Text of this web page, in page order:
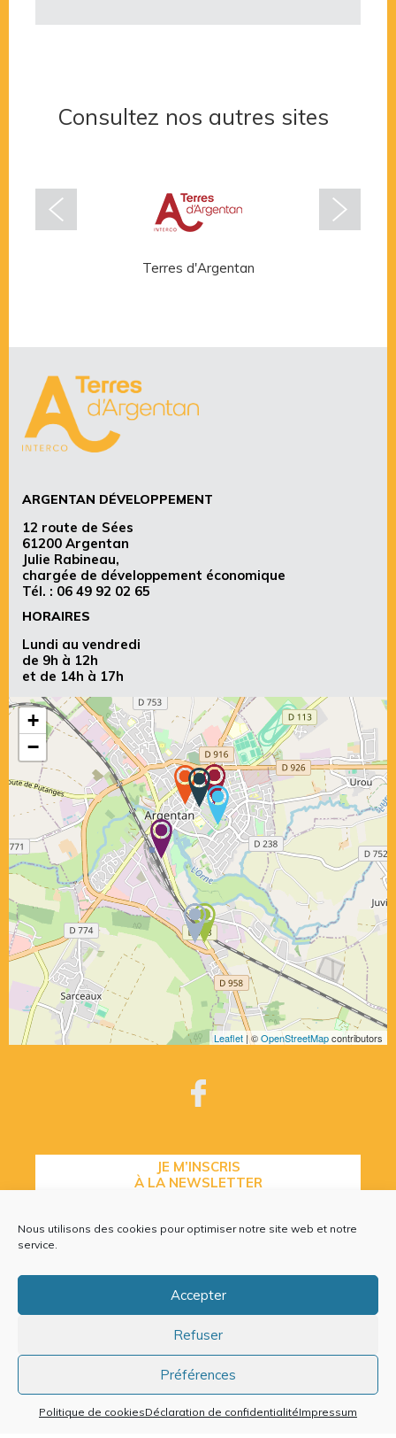
Nous utilisons des cookies pour optimiser notre site web et notre
service.
Accepter
Refuser
Préférences
Politique de cookiesDéclaration de confidentialitéImpressum
Consultez nos autres sites
Terres d'Argentan
ARGENTAN DÉVELOPPEMENT
12 route de Sées
61200 Argentan
Julie Rabineau,
chargée de développement économique
Tél. : 06 49 92 02 65
HORAIRES
Lundi au vendredi
de 9h à 12h
et de 14h à 17h
+
−
Leaflet | ©OpenStreetMapcontributors
JE M’INSCRIS
À LA NEWSLETTER
Politique de cookies (EU)